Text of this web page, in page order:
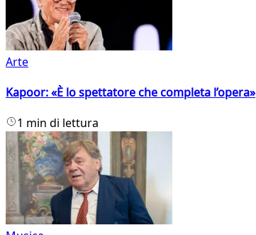
Arte
Kapoor: «È lo spettatore che completa l’opera»
1 min di lettura